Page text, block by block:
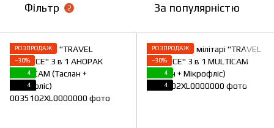
Фільтр 2 За популярністю
РОЗПРОДАЖ
−30%
4
4
РОЗПРОДАЖ
−30%
4
4